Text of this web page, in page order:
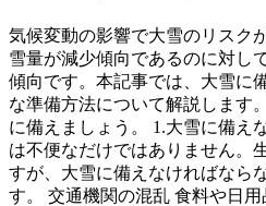
気候変動の影響で大雪のリスク
雪量が減少傾向であるのに対し
傾向です。本記事では、大雪に
な準備方法について解説します
に備えましょう。 1.大雪に備え
は不便なだけではありません。
すが、大雪に備えなければなら
す。 交通機関の混乱 食料や日